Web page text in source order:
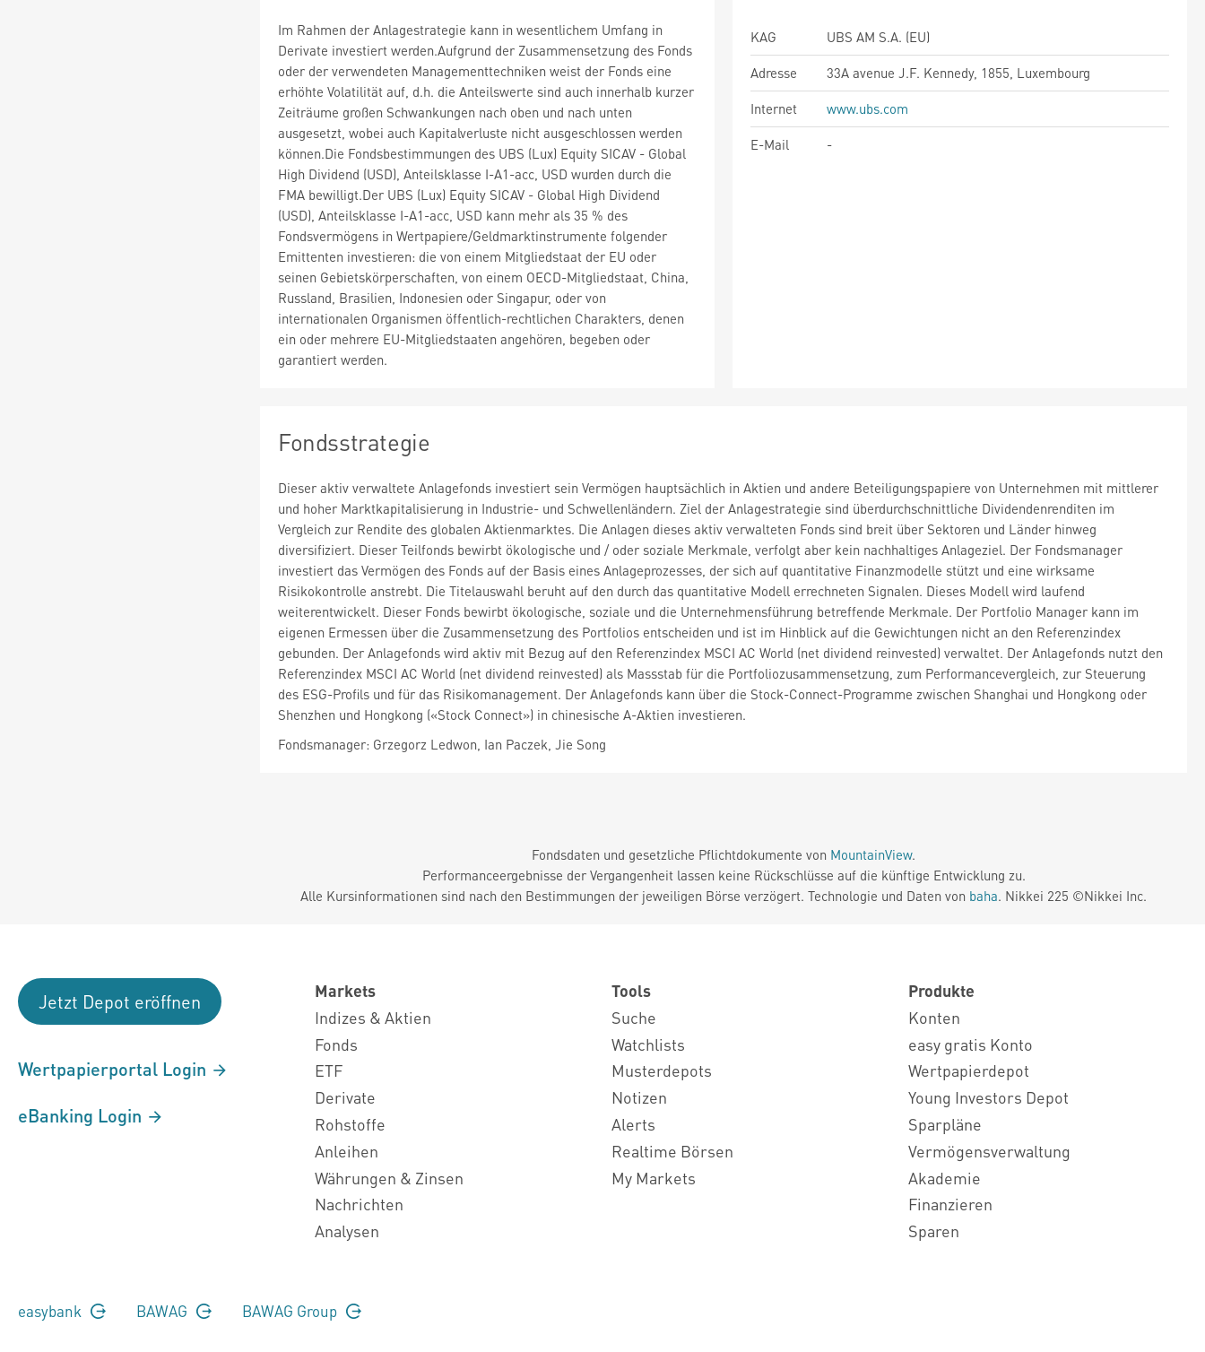
Im Rahmen der Anlagestrategie kann in wesentlichem Umfang in
Derivate investiert werden.Aufgrund der Zusammensetzung des Fonds
oder der verwendeten Managementtechniken weist der Fonds eine
erhöhte Volatilität auf, d.h. die Anteilswerte sind auch innerhalb kurzer
Zeiträume großen Schwankungen nach oben und nach unten
ausgesetzt, wobei auch Kapitalverluste nicht ausgeschlossen werden
können.Die Fondsbestimmungen des UBS (Lux) Equity SICAV - Global
High Dividend (USD), Anteilsklasse I-A1-acc, USD wurden durch die
FMA bewilligt.Der UBS (Lux) Equity SICAV - Global High Dividend
(USD), Anteilsklasse I-A1-acc, USD kann mehr als 35 % des
Fondsvermögens in Wertpapiere/Geldmarktinstrumente folgender
Emittenten investieren: die von einem Mitgliedstaat der EU oder
seinen Gebietskörperschaften, von einem OECD-Mitgliedstaat, China,
Russland, Brasilien, Indonesien oder Singapur, oder von
internationalen Organismen öffentlich-rechtlichen Charakters, denen
ein oder mehrere EU-Mitgliedstaaten angehören, begeben oder
garantiert werden.
KAG
UBS AM S.A. (EU)
Adresse
33A avenue J.F. Kennedy, 1855, Luxembourg
Internet
www.ubs.com
E-Mail
-
Fondsstrategie
Dieser aktiv verwaltete Anlagefonds investiert sein Vermögen hauptsächlich in Aktien und andere Beteiligungspapiere von Unternehmen mit mittlerer
und hoher Marktkapitalisierung in Industrie- und Schwellenländern. Ziel der Anlagestrategie sind überdurchschnittliche Dividendenrenditen im
Vergleich zur Rendite des globalen Aktienmarktes. Die Anlagen dieses aktiv verwalteten Fonds sind breit über Sektoren und Länder hinweg
diversifiziert. Dieser Teilfonds bewirbt ökologische und / oder soziale Merkmale, verfolgt aber kein nachhaltiges Anlageziel. Der Fondsmanager
investiert das Vermögen des Fonds auf der Basis eines Anlageprozesses, der sich auf quantitative Finanzmodelle stützt und eine wirksame
Risikokontrolle anstrebt. Die Titelauswahl beruht auf den durch das quantitative Modell errechneten Signalen. Dieses Modell wird laufend
weiterentwickelt. Dieser Fonds bewirbt ökologische, soziale und die Unternehmensführung betreffende Merkmale. Der Portfolio Manager kann im
eigenen Ermessen über die Zusammensetzung des Portfolios entscheiden und ist im Hinblick auf die Gewichtungen nicht an den Referenzindex
gebunden. Der Anlagefonds wird aktiv mit Bezug auf den Referenzindex MSCI AC World (net dividend reinvested) verwaltet. Der Anlagefonds nutzt den
Referenzindex MSCI AC World (net dividend reinvested) als Massstab für die Portfoliozusammensetzung, zum Performancevergleich, zur Steuerung
des ESG-Profils und für das Risikomanagement. Der Anlagefonds kann über die Stock-Connect-Programme zwischen Shanghai und Hongkong oder
Shenzhen und Hongkong («Stock Connect») in chinesische A-Aktien investieren.
Fondsmanager: Grzegorz Ledwon, Ian Paczek, Jie Song
Fondsdaten und gesetzliche Pflichtdokumente von MountainView.
Performanceergebnisse der Vergangenheit lassen keine Rückschlüsse auf die künftige Entwicklung zu.
Alle Kursinformationen sind nach den Bestimmungen der jeweiligen Börse verzögert. Technologie und Daten von baha. Nikkei 225 ©Nikkei Inc.
Jetzt Depot eröffnen
Wertpapierportal Login
eBanking Login
Markets
Indizes & Aktien
Fonds
ETF
Derivate
Rohstoffe
Anleihen
Währungen & Zinsen
Nachrichten
Analysen
Tools
Suche
Watchlists
Musterdepots
Notizen
Alerts
Realtime Börsen
My Markets
Produkte
Konten
easy gratis Konto
Wertpapierdepot
Young Investors Depot
Sparpläne
Vermögensverwaltung
Akademie
Finanzieren
Sparen
easybank BAWAG BAWAG Group